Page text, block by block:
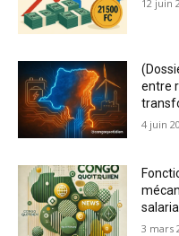
12 juin
entre
4 juin
3 mars